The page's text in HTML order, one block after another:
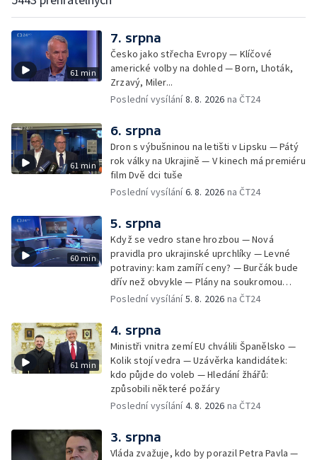
61 min
7. srpna
Česko jako střecha Evropy — Klíčové
americké volby na dohled — Born, Lhoták,
Zrzavý, Miler...
Poslední vysílání8. 8. 2026 na ČT24
61 min
6. srpna
Dron s výbušninou na letišti v Lipsku — Pátý
rok války na Ukrajině — V kinech má premiéru
film Dvě dci tuše
Poslední vysílání6. 8. 2026 na ČT24
60 min
5. srpna
Když se vedro stane hrozbou — Nová
pravidla pro ukrajinské uprchlíky — Levné
potraviny: kam zamíří ceny? — Burčák bude
dřív než obvykle — Plány na soukromou
orbitální stanici
Poslední vysílání5. 8. 2026 na ČT24
61 min
4. srpna
Ministři vnitra zemí EU chválili Španělsko —
Kolik stojí vedra — Uzávěrka kandidátek:
kdo půjde do voleb — Hledání žhářů:
způsobili některé požáry
Poslední vysílání4. 8. 2026 na ČT24
3. srpna
Vláda zvažuje, kdo by porazil Petra Pavla —